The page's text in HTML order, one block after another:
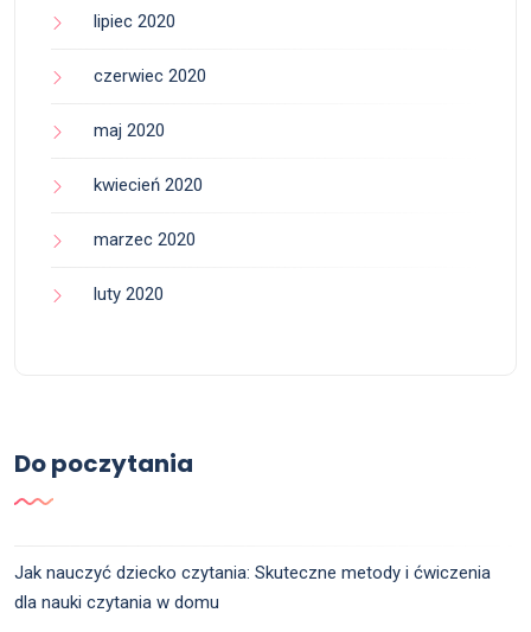
lipiec 2020
czerwiec 2020
maj 2020
kwiecień 2020
marzec 2020
luty 2020
Do poczytania
Jak nauczyć dziecko czytania: Skuteczne metody i ćwiczenia
dla nauki czytania w domu